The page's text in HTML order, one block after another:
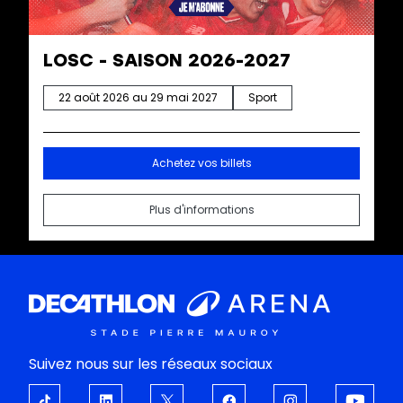
LOSC - SAISON 2026-2027
22 août 2026 au 29 mai 2027 Sport
Achetez vos billets
Plus d'informations
Suivez nous sur les réseaux sociaux